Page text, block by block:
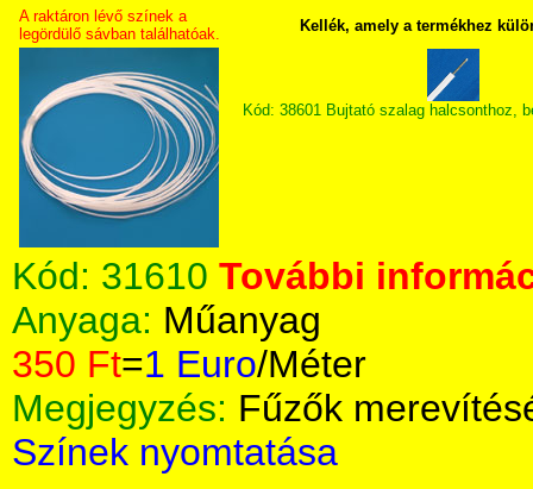
A raktáron lévő színek a
legördülő sávban találhatóak.
Kellék, amely a termékhez
Kód: 38601 Bujtató szalag halcsonthoz,
Kód: 31610 További
Anyaga: Műanyag
350 Ft=1 Euro/Méter
Megjegyzés: Fűzők
Színek nyomtatása